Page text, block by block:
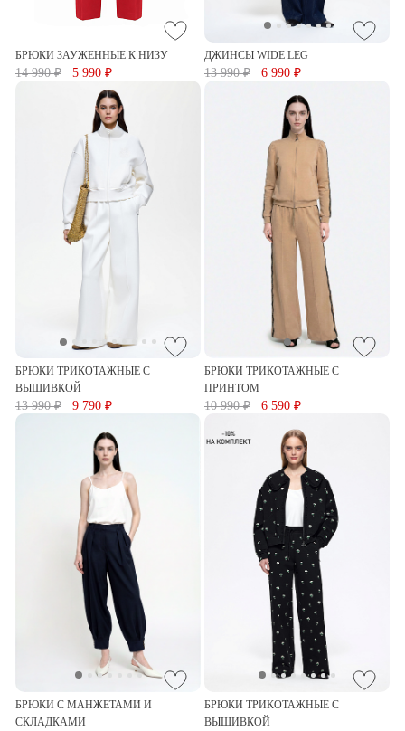
БРЮКИ ЗАУЖЕННЫЕ К НИЗУ
14 990 ₽ 5 990 ₽
ДЖИНСЫ WIDE LEG
13 990 ₽ 6 990 ₽
БРЮКИ ТРИКОТАЖНЫЕ С
ВЫШИВКОЙ
13 990 ₽ 9 790 ₽
БРЮКИ ТРИКОТАЖНЫЕ С
ПРИНТОМ
10 990 ₽ 6 590 ₽
БРЮКИ С МАНЖЕТАМИ И
СКЛАДКАМИ
БРЮКИ ТРИКОТАЖНЫЕ С
ВЫШИВКОЙ